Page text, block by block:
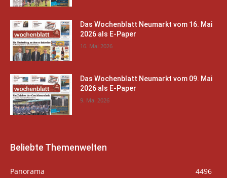
Das Wochenblatt Neumarkt vom 16. Mai
2026 als E-Paper
16. Mai 2026
Das Wochenblatt Neumarkt vom 09. Mai
2026 als E-Paper
9. Mai 2026
Beliebte Themenwelten
Panorama
4496